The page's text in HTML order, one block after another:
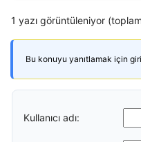
1 yazı görüntüleniyor
Bu konuyu yanıtlamak için
Kullanıcı adı: